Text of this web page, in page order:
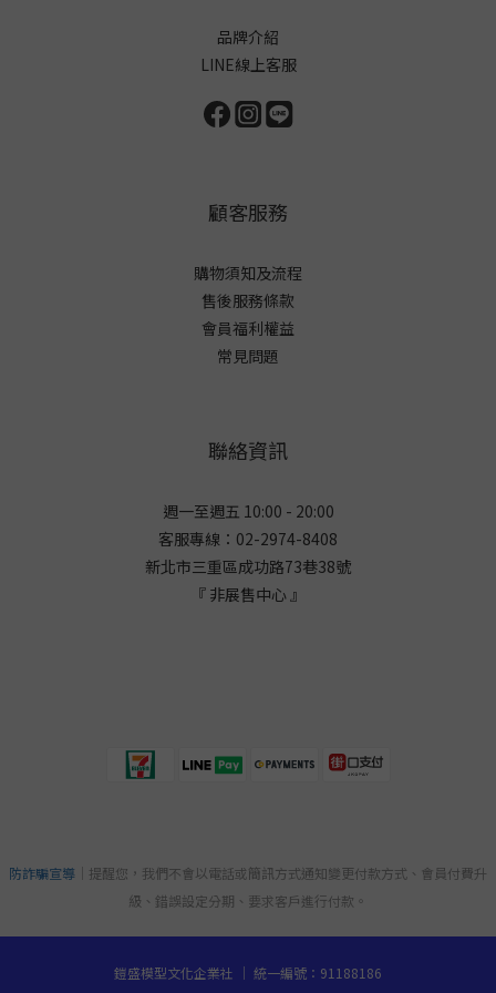
品牌介紹
LINE線上客服
顧客服務
購物須知及流程
售後服務條款
會員福利權益
常見問題
聯絡資訊
週一至週五 10:00 - 20:00
客服專線：02-2974-8408
新北市三重區成功路73巷38號
『 非展售中心 』
防詐騙宣導 ｜提醒您，我們不會以電話或簡訊方式通知變更付款方式、會員付費升
級、錯誤設定分期、要求客戶進行付款。
鎧盛模型文化企業社 ｜ 統一編號：91188186